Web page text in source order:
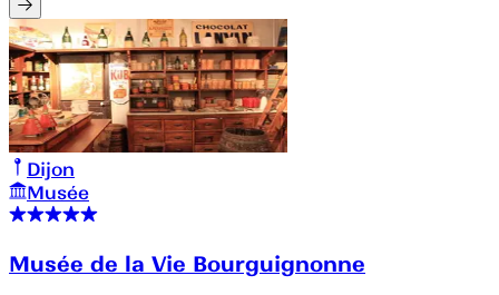
Dijon
Musée
Musée de la Vie Bourguignonne